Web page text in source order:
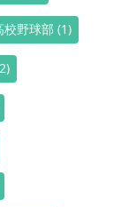
校野球部 (1)